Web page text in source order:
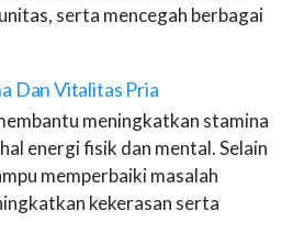
serta mencegah berbagai
Dan Vitalitas Pria
meningkatkan stamina
energi fisik dan mental. Selain
memperbaiki masalah
kekerasan serta